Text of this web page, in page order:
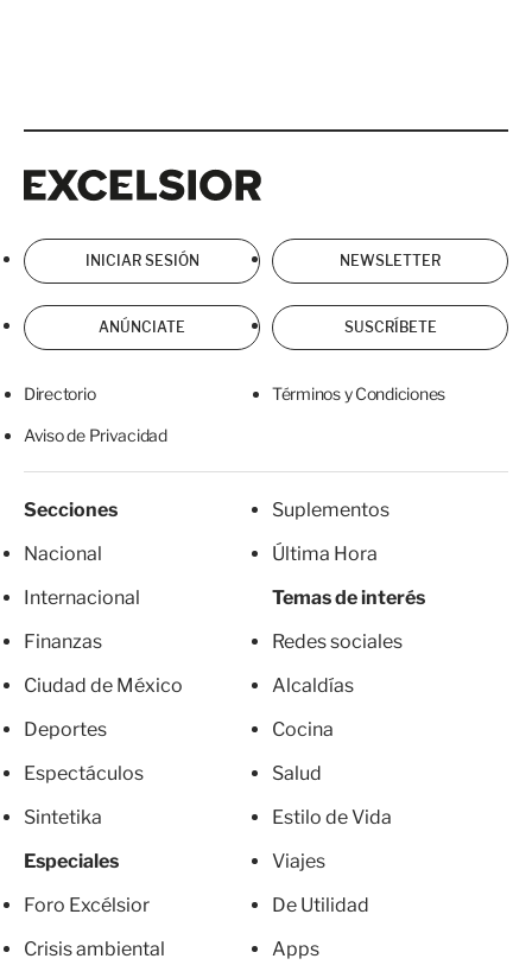
INICIAR SESIÓN NEWSLETTER
ANÚNCIATE SUSCRÍBETE
Directorio Términos y Condiciones
Aviso de Privacidad
Secciones
Nacional
Internacional
Finanzas
Ciudad de México
Deportes
Espectáculos
Sintetika
Especiales
Foro Excélsior
Crisis ambiental
Suplementos
Última Hora
Temas de interés
Redes sociales
Alcaldías
Cocina
Salud
Estilo de Vida
Viajes
De Utilidad
Apps